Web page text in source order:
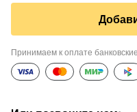
Принимаем к оплате